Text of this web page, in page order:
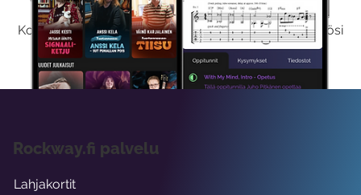
Kokeilemalla ilmaiseksi saat koko sisältömme käyttöösi
viikon ajaksi.
Rockway.fi palvelu
Lahjakortit